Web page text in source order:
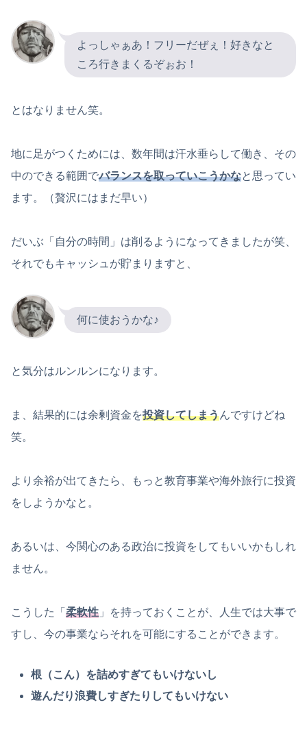
よっしゃぁあ！フリーだぜぇ！好きなと
ころ行きまくるぞぉお！
とはなりません笑。
地に足がつくためには、数年間は汗水垂らして働き、その
中のできる範囲でバランスを取っていこうかなと思ってい
ます。（贅沢にはまだ早い）
だいぶ「自分の時間」は削るようになってきましたが笑、
それでもキャッシュが貯まりますと、
何に使おうかな♪
と気分はルンルンになります。
ま、結果的には余剰資金を投資してしまうんですけどね
笑。
より余裕が出てきたら、もっと教育事業や海外旅行に投資
をしようかなと。
あるいは、今関心のある政治に投資をしてもいいかもしれ
ません。
こうした「 柔軟性 」を持っておくことが、人生では大事で
すし、今の事業ならそれを可能にすることができます。
根（こん）を詰めすぎてもいけないし
遊んだり浪費しすぎたりしてもいけない